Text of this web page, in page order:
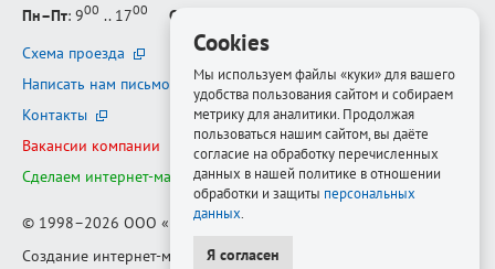
Пн–Пт: 900 .. 1700 Сб–Вс
Схема проезда
Написать нам письмо
Контакты
Вакансии компании
Сделаем интернет-магазин ещё лучше
© 1998–2026 ООО «Белфорт-РМ»
Создание интернет-магазина—Медиапродукт
Cookies
Мы используем файлы «куки» для вашего
удобства пользования сайтом и собираем
метрику для аналитики. Продолжая
пользоваться нашим сайтом, вы даёте
согласие на обработку перечисленных
данных в нашей политике в отношении
обработки и защиты персональных
данных
Я согласен